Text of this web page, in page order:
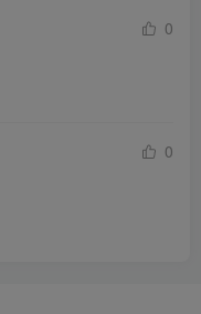
0
0